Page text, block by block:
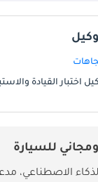
اختبار القيادة
للسيارة
الاصطناعي،